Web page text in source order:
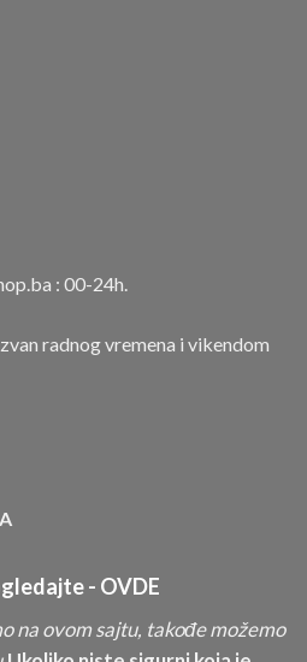
: 00-24h.
radnog vremena i vikendom
- OVDE
na ovom sajtu, takođe možemo